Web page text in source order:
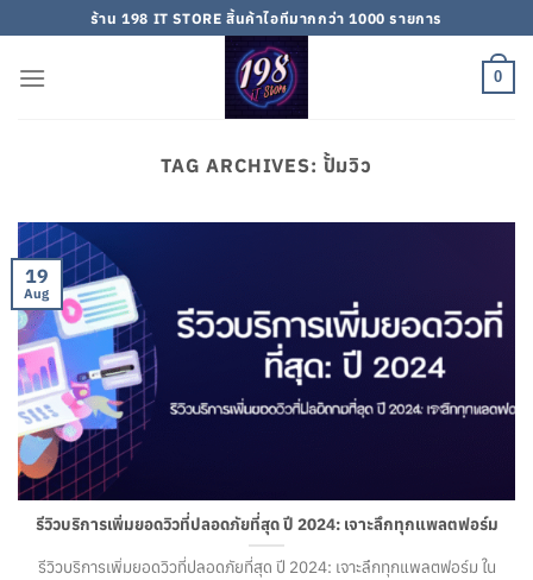
to
content
ร้าน 198 IT STORE สิ้นค้าไอทีมากกว่า 1000 รายการ
0
TAG ARCHIVES: ปั้มวิว
รีวิวบริการเพิ่มยอดวิวที่ปลอดภัยที่สุด ปี 2024: เจาะลึกทุกแพลตฟอร์ม
รีวิวบริการเพิ่มยอดวิวที่ปลอดภัยที่สุด ปี 2024: เจาะลึกทุกแพลตฟอร์ม ใน
19
Aug